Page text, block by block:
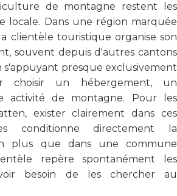
de montagne restent les
locale. Dans une région marquée
clientèle touristique organise son
souvent depuis d'autres cantons
s'appuyant presque exclusivement
choisir un hébergement, un
activité de montagne. Pour les
exister clairement dans ces
conditionne directement la
plus que dans une commune
repère spontanément les
besoin de les chercher au